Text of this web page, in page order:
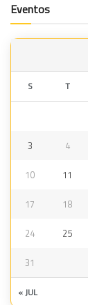
Eventos
S T
3 4
10 11
17 18
24 25
31
« JUL